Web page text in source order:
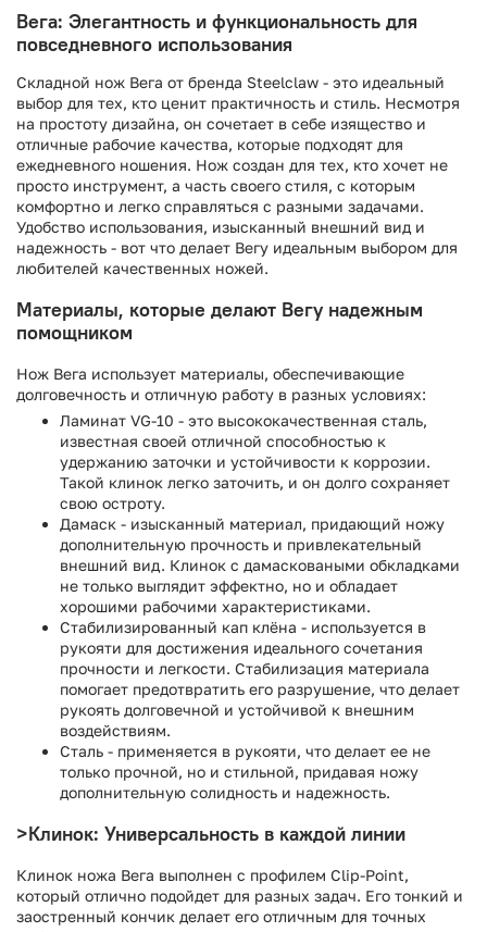
Вега: Элегантность и функциональность для
повседневного использования
Складной нож Вега от бренда Steelclaw - это идеальный
выбор для тех, кто ценит практичность и стиль. Несмотря
на простоту дизайна, он сочетает в себе изящество и
отличные рабочие качества, которые подходят для
ежедневного ношения. Нож создан для тех, кто хочет не
просто инструмент, а часть своего стиля, с которым
комфортно и легко справляться с разными задачами.
Удобство использования, изысканный внешний вид и
надежность - вот что делает Вегу идеальным выбором для
любителей качественных ножей.
Материалы, которые делают Вегу надежным
помощником
Нож Вега использует материалы, обеспечивающие
долговечность и отличную работу в разных условиях:
Ламинат VG-10 - это высококачественная сталь,
известная своей отличной способностью к
удержанию заточки и устойчивости к коррозии.
Такой клинок легко заточить, и он долго сохраняет
свою остроту.
Дамаск - изысканный материал, придающий ножу
дополнительную прочность и привлекательный
внешний вид. Клинок с дамасковаными обкладками
не только выглядит эффектно, но и обладает
хорошими рабочими характеристиками.
Стабилизированный кап клёна - используется в
рукояти для достижения идеального сочетания
прочности и легкости. Стабилизация материала
помогает предотвратить его разрушение, что делает
рукоять долговечной и устойчивой к внешним
воздействиям.
Сталь - применяется в рукояти, что делает ее не
только прочной, но и стильной, придавая ножу
дополнительную солидность и надежность.
>Клинок: Универсальность в каждой линии
Клинок ножа Вега выполнен с профилем Clip-Point,
который отлично подойдет для разных задач. Его тонкий и
заостренный кончик делает его отличным для точных